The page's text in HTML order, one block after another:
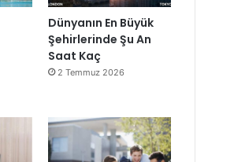
Dünyanın En Büyük
Şehirlerinde Şu An
Saat Kaç
2 Temmuz 2026